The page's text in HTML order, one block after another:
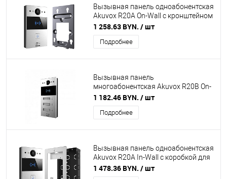
Вызывная панель одноабонентская
Akuvox R20A On-Wall с кронштейном
для наружного монтажа в
комплекте
1 258.63 BYN. / шт
Подробнее
Вызывная панель
многоабонентская Akuvox R20B On-
Wall на 3 абонента
1 182.46 BYN. / шт
Подробнее
Вызывная панель одноабонентская
Akuvox R20A In-Wall с коробкой для
врезного монтажа в комплекте
1 478.36 BYN. / шт